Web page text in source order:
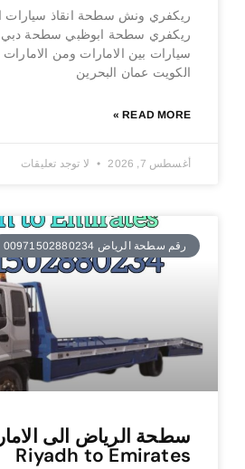
ريكفري ونش سطحة انقاذ سيارات
ريكفري سطحة ابوظبي سطحة
سيارات بين الامارات ومن
الكويت عمان البحرين
READ MORE »
أغسطس 7, 2026 لا توجد تعليقات
رقم سطحة الرياض 00971502880234
سطحة الرياض الى
Riyadh to Emirates